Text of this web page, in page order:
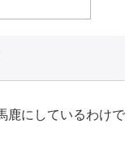
鹿にしているわけで